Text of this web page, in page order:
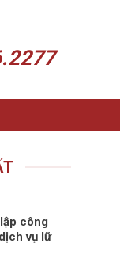
công
vụ lữ